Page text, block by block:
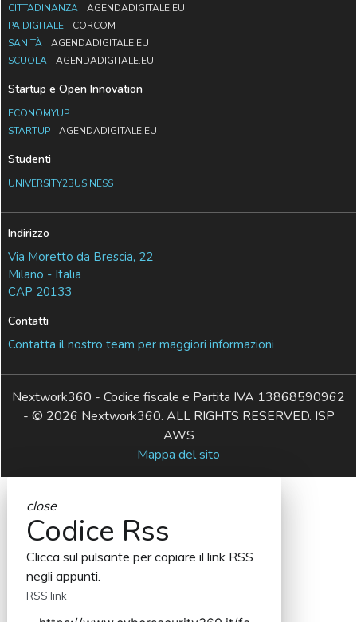
CITTADINANZA
AGENDADIGITALE.EU
PA DIGITALE
CORCOM
SANITÀ
AGENDADIGITALE.EU
SCUOLA
AGENDADIGITALE.EU
Startup e Open Innovation
ECONOMYUP
STARTUP
AGENDADIGITALE.EU
Studenti
UNIVERSITY2BUSINESS
Indirizzo
Via Moretto da Brescia, 22
Milano - Italia
CAP 20133
Contatti
Contatta il nostro team per maggiori informazioni
Nextwork360 - Codice fiscale e Partita IVA 13868590962
- © 2026 Nextwork360. ALL RIGHTS RESERVED. ISP
AWS
Mappa del sito
close
Codice Rss
Clicca sul pulsante per copiare il link RSS
negli appunti.
RSS link